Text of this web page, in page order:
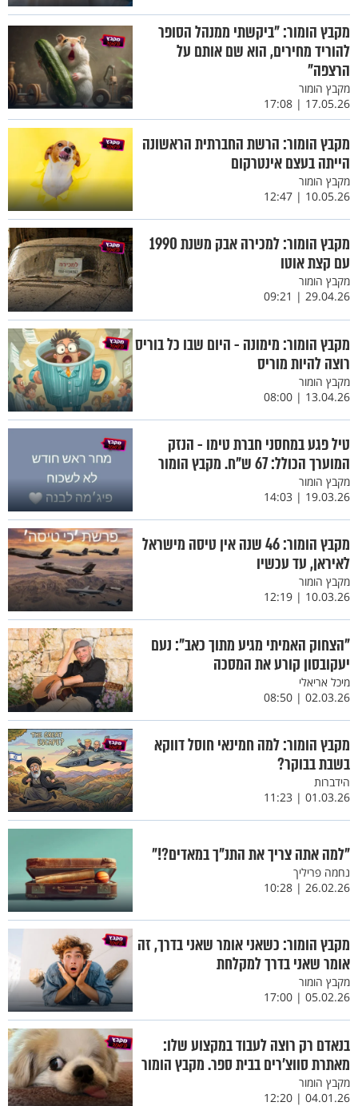
מקבץ הומור: "ביקשתי ממנהל הסופר
להוריד מחירים, הוא שם אותם על
הרצפה"
מקבץ הומור
17.05.26 | 17:08
מקבץ הומור: הרשת החברתית הראשונה
הייתה בעצם אינטרקום
מקבץ הומור
10.05.26 | 12:47
מקבץ הומור: למכירה אבק משנת 1990
עם קצת אוטו
מקבץ הומור
29.04.26 | 09:21
מקבץ הומור: מימונה - היום שבו כל בוריס
רוצה להיות מוריס
מקבץ הומור
13.04.26 | 08:00
טיל פגע במחסני חברת טימו - הנזק
המוערך הכולל: 67 ש"ח. מקבץ הומור
מקבץ הומור
19.03.26 | 14:03
מקבץ הומור: 46 שנה אין טיסה מישראל
לאיראן, עד עכשיו
מקבץ הומור
10.03.26 | 12:19
"הצחוק האמיתי מגיע מתוך כאב": נעם
יעקובסון קורע את המסכה
מיכל אריאלי
02.03.26 | 08:50
מקבץ הומור: למה חמינאי חוסל דווקא
בשבת בבוקר?
הידברות
01.03.26 | 11:23
"למה אתה צריך את התנ"ך במאדים?!"
נחמה פריליך
26.02.26 | 10:28
מקבץ הומור: כשאני אומר שאני בדרך, זה
אומר שאני בדרך למקלחת
מקבץ הומור
05.02.26 | 17:00
בנאדם רק רוצה לעבוד במקצוע שלו:
מאתרת סווצ'רים בבית ספר. מקבץ הומור
מקבץ הומור
04.01.26 | 12:20